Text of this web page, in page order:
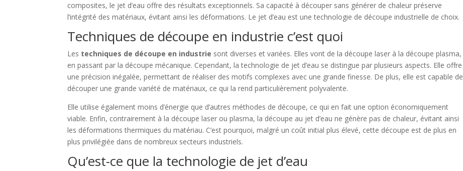
composites, le jet d’eau offre des résultats exceptionnels. Sa capacité à découper sans générer de chaleur préserve
l’intégrité des matériaux, évitant ainsi les déformations. Le jet d’eau est une technologie de découpe industrielle de choix.
Techniques de découpe en industrie c’est quoi
Les techniques de découpe en industrie sont diverses et variées. Elles vont de la découpe laser à la découpe plasma,
en passant par la découpe mécanique. Cependant, la technologie de jet d’eau se distingue par plusieurs aspects. Elle offre
une précision inégalée, permettant de réaliser des motifs complexes avec une grande finesse. De plus, elle est capable de
découper une grande variété de matériaux, ce qui la rend particulièrement polyvalente.
Elle utilise également moins d’énergie que d’autres méthodes de découpe, ce qui en fait une option économiquement
viable. Enfin, contrairement à la découpe laser ou plasma, la découpe au jet d’eau ne génère pas de chaleur, évitant ainsi
les déformations thermiques du matériau. C’est pourquoi, malgré un coût initial plus élevé, cette découpe est de plus en
plus privilégiée dans de nombreux secteurs industriels.
Qu’est-ce que la technologie de jet d’eau